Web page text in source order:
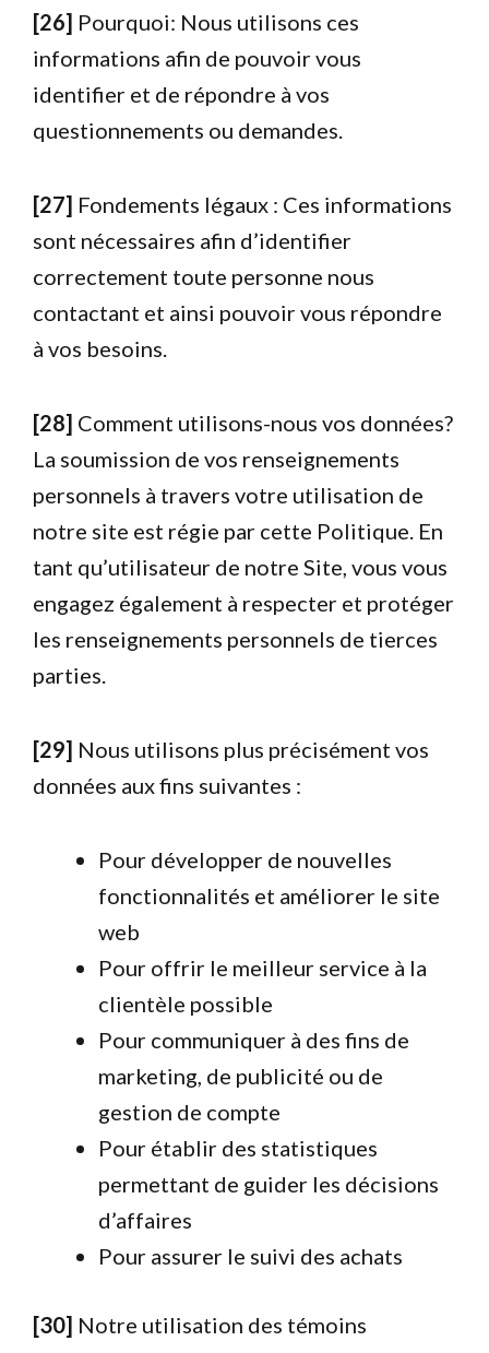
[26] Pourquoi: Nous utilisons ces
informations afin de pouvoir vous
identifier et de répondre à vos
questionnements ou demandes.
[27] Fondements légaux : Ces informations
sont nécessaires afin d’identifier
correctement toute personne nous
contactant et ainsi pouvoir vous répondre
à vos besoins.
[28] Comment utilisons-nous vos données?
La soumission de vos renseignements
personnels à travers votre utilisation de
notre site est régie par cette Politique. En
tant qu’utilisateur de notre Site, vous vous
engagez également à respecter et protéger
les renseignements personnels de tierces
parties.
[29] Nous utilisons plus précisément vos
données aux fins suivantes :
Pour développer de nouvelles
fonctionnalités et améliorer le site
web
Pour offrir le meilleur service à la
clientèle possible
Pour communiquer à des fins de
marketing, de publicité ou de
gestion de compte
Pour établir des statistiques
permettant de guider les décisions
d’affaires
Pour assurer le suivi des achats
[30] Notre utilisation des témoins